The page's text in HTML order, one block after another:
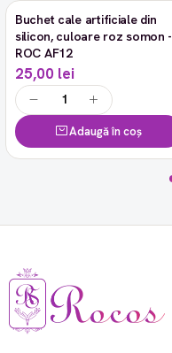
Buchet cale artificiale din
silicon, culoare roz somon -
ROC AF12
25,00 lei
Adaugă în coș